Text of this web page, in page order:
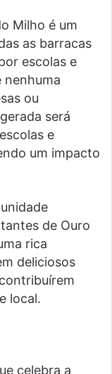
Milho é um
as barracas
escolas e
nenhuma
ou
será
e
um impacto
de Ouro
rica
deliciosos
local.
celebra a